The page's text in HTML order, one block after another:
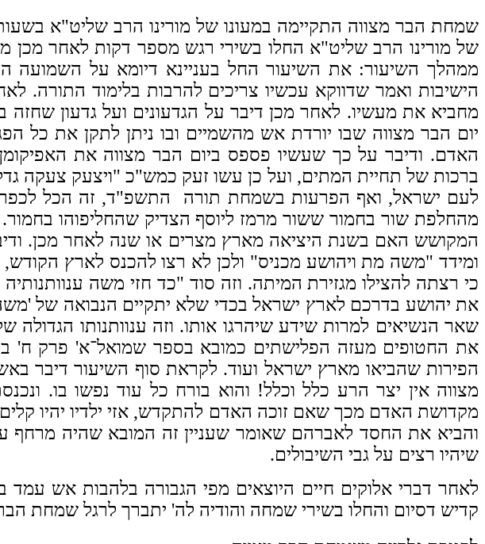
שמחת הבר מצווה התקיימה במעונו של מורינו הרב שליט"א
של מורינו הרב שליט"א החלו בשירי רגש מספר דקות לאחר
ממהלך השיעור:את השיעור החל בעניינא דיומא על השמועה
הישיבות ואמר שדווקא עכשיו צריכים להרבות בלימוד התורה.
מחביא את מעשיו. לאחר מכן דיבר על הגדעונים ועל גדעון
יום הבר מצווה שבו יורדת אש מהשמיים ובו ניתן לתקן את כל
האדם. ודיבר על כך שעשיו פספס ביום הבר מצווה את
ברכות של תחיית המתים, ועל כן עשו זעק כמש"כ "ויצעק צעקה
לעם ישראל, ואף הפרעות בשמחת תורה התשפ"ד, זה הכל לכפר
מהחלפת שור בחמור ששור מרמז ליוסף הצדיק שהחליפוהו
המקושש האם בשנת היציאה מארץ מצרים או שנה לאחר מכן.
ומידד "משה מת ויהושע מכניס" ולכן לא רצו להכנס לארץ
כי רצתה להצילו מגזירת המיתה. וזה סוד "כד חזי משה
את יהושע בדרכם לארץ ישראל בכדי שלא יתקיים הנבואה של
שאר הנשיאים למרות שידע שיהרגו אותו. וזה ענוותנותו הגדולה
את החטופים מעזה הפלישתים כמובא בספר שמואל־א' פרק ח'
הפירות שהביאו מארץ ישראל ועוד. לקראת סוף השיעור דיבר
מצווה אין יצר הרע כלל וכלל! והוא בורח כל עוד נפשו בו.
מקדושת האדם מכך שאם זוכה האדם להתקדש, אזי ילדיו יהיו
והביא את החסד לאברהם שאומר שעניין זה המובא שהיה מרחף
שיהיו רצים על גבי השיבולים.
לאחר דברי אלוקים חיים היוצאים מפי הגבורה בלהבות אש
קדיש דסיום והחלו בשירי שמחה והודיה לה' יתברך לרגל שמחת